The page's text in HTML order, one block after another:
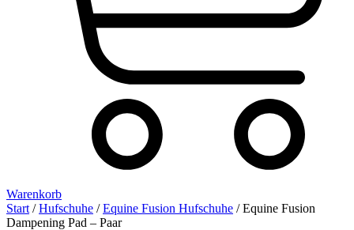
Warenkorb
Start /Hufschuhe /Equine Fusion Hufschuhe / Equine Fusion
Dampening Pad – Paar